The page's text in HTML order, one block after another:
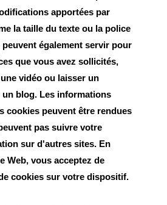
apportées par
la taille du texte ou la police
également servir pour
que vous avez sollicités,
vidéo ou laisser un
blog. Les informations
cookies peuvent être rendues
pas suivre votre
sur d'autres sites. En
Web, vous acceptez de
cookies sur votre dispositif.